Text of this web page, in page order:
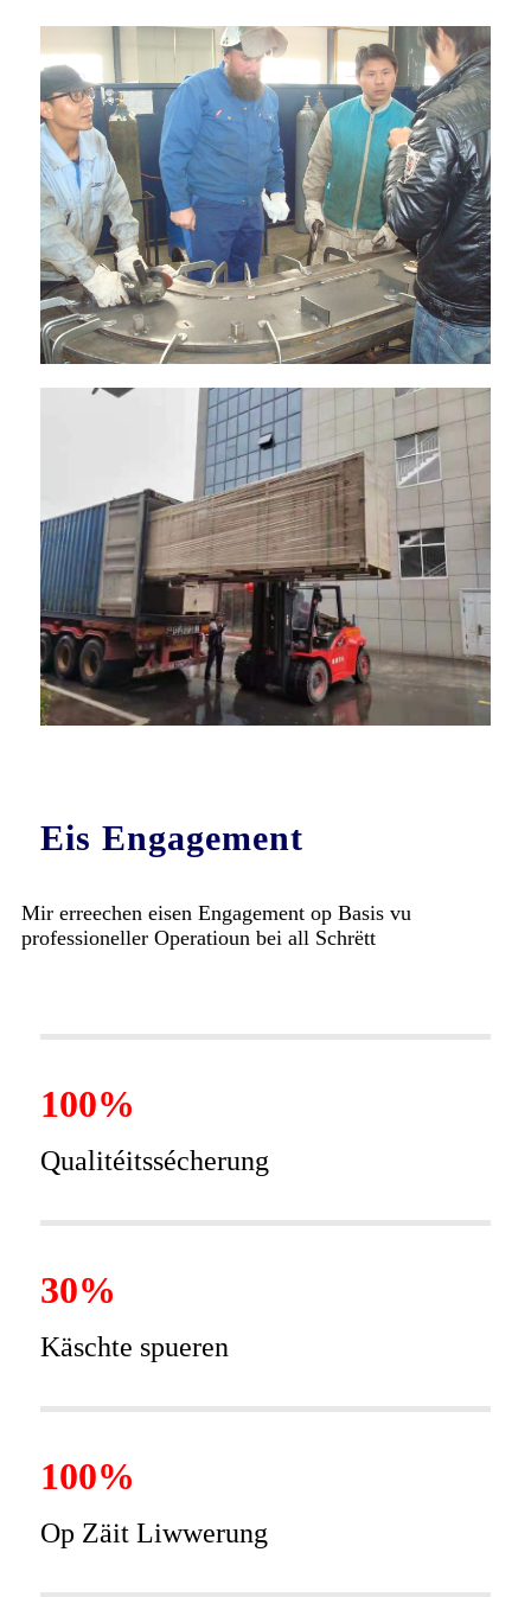
Eis Engagement
Mir erreechen eisen Engagement op Basis vu
professioneller Operatioun bei all Schrëtt
100%
Qualitéitssécherung
30%
Käschte spueren
100%
Op Zäit Liwwerung